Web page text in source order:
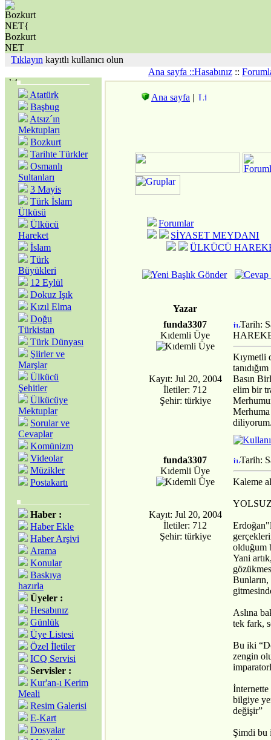
Tıklayın kayıtlı kullanıcı olun
Ana sayfa ::Hasabınız ::
Atatürk
Başbug
Atsız´ın
Mektupları
Bozkurt
Tarihte Türkler
Osmanlı
Sultanları
3 Mayis
Türk İslam
Ülküsü
Ülkücü
Hareket
İslam
Türk
Büyükleri
12 Eylül
Dokuz Işık
Kızıl Elma
Doğu
Türkistan
Türk Dünyası
Şiirler ve
Marşlar
Ülkücü
Şehitler
Ülkücüye
Mektuplar
Sorular ve
Cevaplar
Komünizm
Videolar
Müzikler
Postakartı
Haber :
Haber Ekle
Haber Arşivi
Arama
Konular
Baskıya
hazırla
Üyeler :
Hesabınız
Günlük
Üye Listesi
Özel İletiler
ICQ Servisi
Servisler :
Kur'an-ı Kerim
Meali
Resim Galerisi
E-Kart
Dosyalar
Ana sayfa |
Forumlar
SİYASET MEYDANI
ÜLKÜCÜ
Yazar
funda3307
Kıdemli Üye
Kayıt: Jul 20, 2004
İletiler: 712
Şehir: türkiye
Tarih:
Kıymetli
Basın
elim bir
funda3307
Kıdemli Üye
Kayıt: Jul 20, 2004
İletiler: 712
Şehir: türkiye
Tarih:
Kaleme
olduğum
Yani
Bunların,
Aslına
tek fark,
Bu iki
zengin
bilgiye
değişir”
Şimdi bu